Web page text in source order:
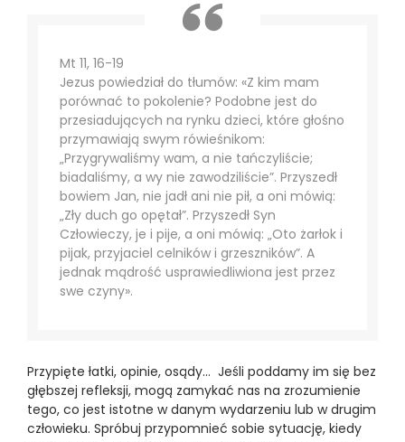
Mt 11, 16-19
Jezus powiedział do tłumów: «Z kim mam
porównać to pokolenie? Podobne jest do
przesiadujących na rynku dzieci, które głośno
przymawiają swym rówieśnikom:
„Przygrywaliśmy wam, a nie tańczyliście;
biadaliśmy, a wy nie zawodziliście”. Przyszedł
bowiem Jan, nie jadł ani nie pił, a oni mówią:
„Zły duch go opętał”. Przyszedł Syn
Człowieczy, je i pije, a oni mówią: „Oto żarłok i
pijak, przyjaciel celników i grzeszników”. A
jednak mądrość usprawiedliwiona jest przez
swe czyny».
Przypięte łatki, opinie, osądy… Jeśli poddamy im się bez
głębszej refleksji, mogą zamykać nas na zrozumienie
tego, co jest istotne w danym wydarzeniu lub w drugim
człowieku. Spróbuj przypomnieć sobie sytuację, kiedy